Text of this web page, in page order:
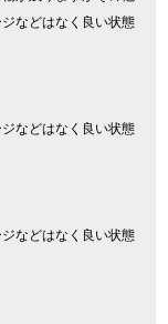
などはなく良い状態
などはなく良い状態
などはなく良い状態